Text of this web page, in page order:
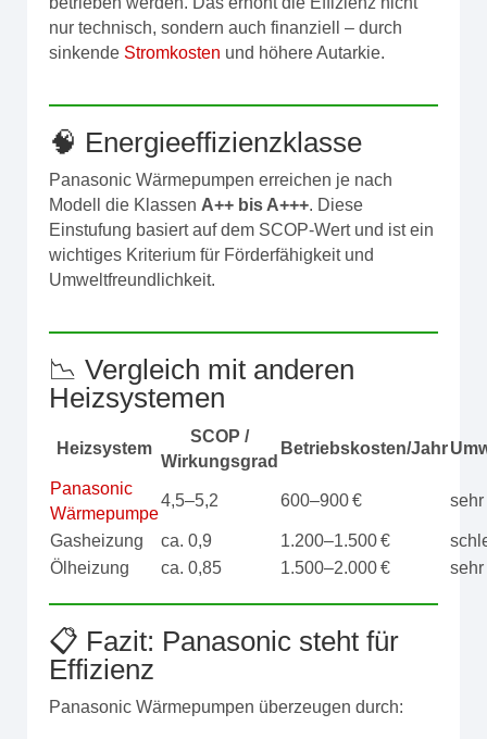
nur technisch, sondern auch finanziell – durch
sinkende Stromkosten und höhere Autarkie.
🧠 Energieeffizienzklasse
Panasonic Wärmepumpen erreichen je nach
Modell die Klassen A++ bis A+++. Diese
Einstufung basiert auf dem SCOP-Wert und ist ein
wichtiges Kriterium für Förderfähigkeit und
Umweltfreundlichkeit.
📉 Vergleich mit anderen
Heizsystemen
Heizsystem
SCOP /
Wirkungsgrad
Betriebskosten/Jahr
Panasonic
Wärmepumpe
4,5–5,2 600–900 € sehr
Gasheizung ca. 0,9 1.200–1.500 €
Ölheizung
ca. 0,85 1.500–2.000 €
📋 Fazit: Panasonic steht für
Effizienz
Panasonic Wärmepumpen überzeugen durch: